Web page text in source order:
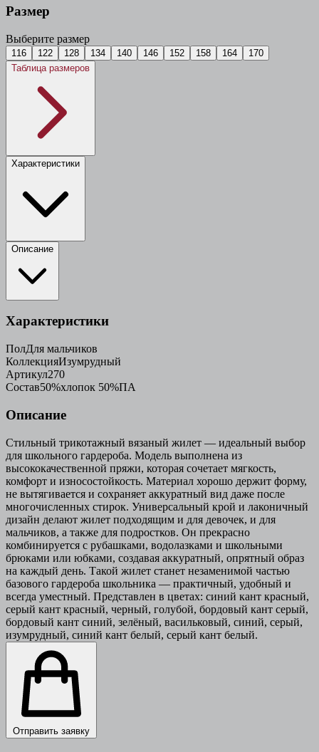
Размер
Выберите размер
116 122 128 134 140 146 152 158 164
170
Таблица размеров
Характеристики
Описание
Характеристики
ПолДля мальчиков
КоллекцияИзумрудный
Артикул270
Состав50%хлопок 50%ПА
Описание
Стильный трикотажный вязаный жилет — идеальный выбор
для школьного гардероба. Модель выполнена из
высококачественной пряжи, которая сочетает мягкость,
комфорт и износостойкость. Материал хорошо держит форму,
не вытягивается и сохраняет аккуратный вид даже после
многочисленных стирок. Универсальный крой и лаконичный
дизайн делают жилет подходящим и для девочек, и для
мальчиков, а также для подростков. Он прекрасно
комбинируется с рубашками, водолазками и школьными
брюками или юбками, создавая аккуратный, опрятный образ
на каждый день. Такой жилет станет незаменимой частью
базового гардероба школьника — практичный, удобный и
всегда уместный. Представлен в цветах: синий кант красный,
серый кант красный, черный, голубой, бордовый кант серый,
бордовый кант синий, зелёный, васильковый, синий, серый,
изумрудный, синий кант белый, серый кант белый.
Отправить заявку